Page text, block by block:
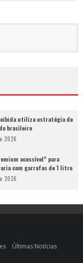
utiliza estratégia de
brasileiro
2026
acessível” para
com garrafas de 1 litro
2026
Últimas Notícias